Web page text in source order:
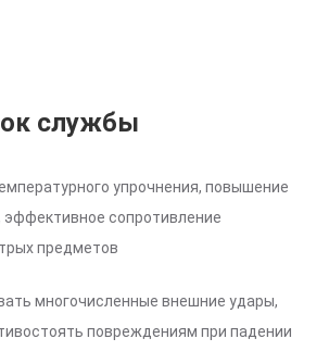
службы
упрочнения, повышение
эффективное сопротивление
предметов
многочисленные внешние удары,
повреждениям при падении